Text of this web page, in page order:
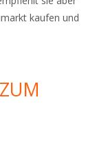
kaufen und